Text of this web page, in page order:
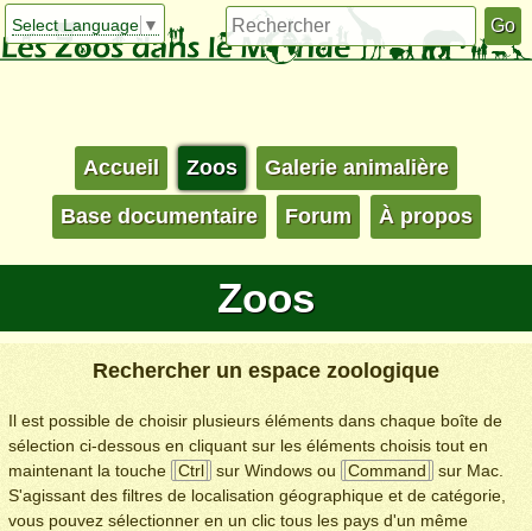
Select Language ▼
Accueil Zoos Galerie animalière
Base documentaire Forum À propos
Zoos
Rechercher un espace zoologique
Il est possible de choisir plusieurs éléments dans chaque boîte de
sélection ci-dessous en cliquant sur les éléments choisis tout en
maintenant la touche
Ctrl sur Windows ou Command
sur Mac.
S'agissant des filtres de localisation géographique et de catégorie,
vous pouvez sélectionner en un clic tous les pays d'un même